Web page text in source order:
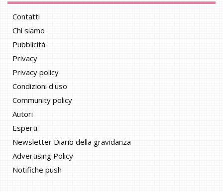
Contatti
Chi siamo
Pubblicità
Privacy
Privacy policy
Condizioni d'uso
Community policy
Autori
Esperti
Newsletter Diario della gravidanza
Advertising Policy
Notifiche push